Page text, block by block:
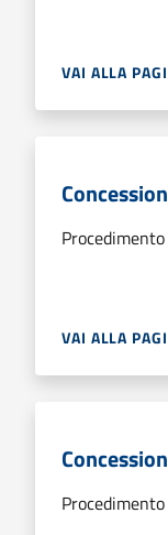
VAI ALLA
VAI ALLA